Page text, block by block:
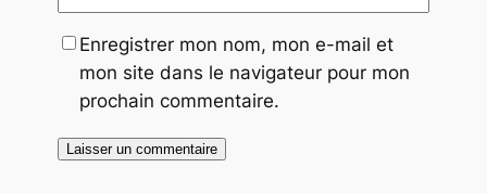
Enregistrer mon nom, mon e-mail et
mon site dans le navigateur pour mon
prochain commentaire.